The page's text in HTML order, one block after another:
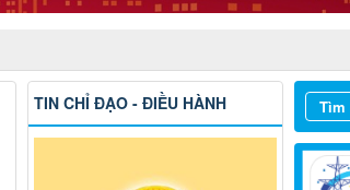
TIN CHỈ ĐẠO - ĐIỀU HÀNH